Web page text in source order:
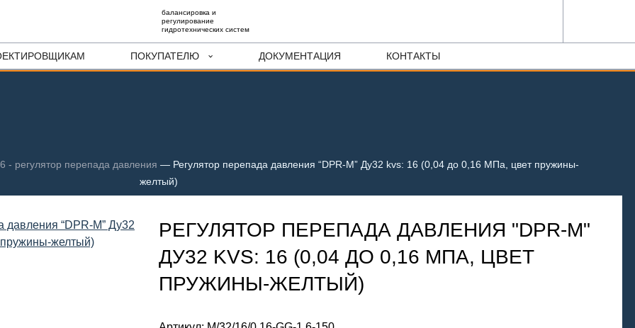
балансировка и
регулирование
гидротехнических систем
ПОКУПАТЕЛЮ ДОКУМЕНТАЦИЯ КОНТАКТЫ
- регулятор перепада давления — Регулятор перепада давления “DPR-M” Ду32 kvs: 16 (0,04 до 0,16 МПа, цвет пружины-
желтый)
РЕГУЛЯТОР ПЕРЕПАДА ДАВЛЕНИЯ "DPR-M"
ДУ32 KVS: 16 (0,04 ДО 0,16 МПА, ЦВЕТ
ПРУЖИНЫ-ЖЕЛТЫЙ)